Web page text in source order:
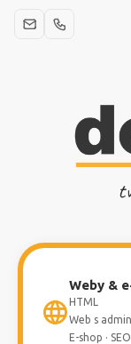
Weby &
HTML
Web s
E-shop · SEO